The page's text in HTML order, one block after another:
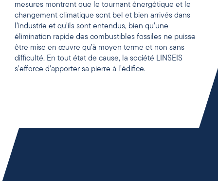
mesures montrent que le tournant énergétique et le
changement climatique sont bel et bien arrivés dans
l’industrie et qu’ils sont entendus, bien qu’une
élimination rapide des combustibles fossiles ne puisse
être mise en œuvre qu’à moyen terme et non sans
difficulté. En tout état de cause, la société LINSEIS
s’efforce d’apporter sa pierre à l’édifice.